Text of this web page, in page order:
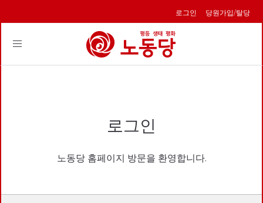
로그인 당원가입/탈당
Toggle
로그인
노동당 홈페이지 방문을 환영합니다.